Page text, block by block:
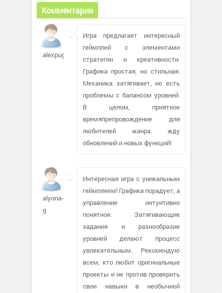
Комментарии
alexpugac
Игра предлагает интересный
геймплей с элементами
стратегии и креативности.
Графика простая, но стильная.
Механика затягивает, но есть
проблемы с балансом уровней.
В целом, приятное
времяпрепровождение для
любителей жанра. жду
обновлений и новых функций!
alyona-
g
Интересная игра с уникальным
геймплеем! Графика порадует, а
управление интуитивно
понятное. Затягивающие
задания и разнообразие
уровней делают процесс
увлекательным. Рекомендую
всем, кто любит оригинальные
проекты и не против проверить
свои навыки в необычной